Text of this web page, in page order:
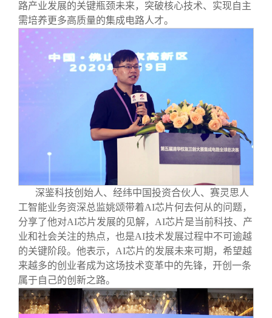
路产业发展的关键瓶颈未来，突破核心技术、实现自主
需培养更多高质量的集成电路人才。
深鉴科技创始人、经纬中国投资合伙人、赛灵思人
工智能业务资深总监姚颂带着AI芯片何去何从的问题，
分享了他对AI芯片发展的见解，AI芯片是当前科技、产
业和社会关注的热点，也是AI技术发展过程中不可逾越
的关键阶段。他表示，AI芯片的发展未来可期，希望越
来越多的创业者成为这场技术变革中的先锋，开创一条
属于自己的创新之路。